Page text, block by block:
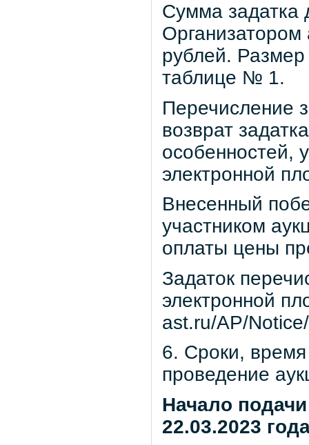
Сумма задатка
Организатором
рублей. Размер
таблице № 1.
Перечисление
возврат
особенностей,
электронной
Внесенный
участником
оплаты цены
Задаток
электронной
ast.ru/AP/
6. Сроки, время
проведение
Начало
22.03.2023